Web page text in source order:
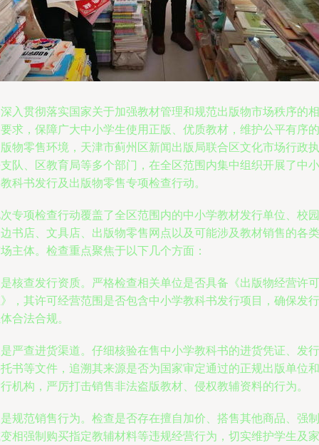
入贯彻落实国家关于加强教材管理和规范出版物市场秩序的相
求，保障广大中小学生使用正版、优质教材，维护公平有序的
物零售环境，天津市蓟州区新闻出版局联合区文化市场行政执
队、区教育局等多个部门，在全区范围内集中组织开展了中小
科书发行及出版物零售专项检查行动。
专项检查行动覆盖了全区范围内的中小学教材发行单位、校园
书店、文具店、出版物零售网点以及可能涉及教材销售的各类
主体。检查重点聚焦于以下几个方面：
核查发行资质。严格检查相关单位是否具备《出版物经营许可
，其许可经营范围是否包含中小学教科书发行项目，确保发行
合法合规。
严查进货渠道。仔细核验在售中小学教科书的进货凭证、发行
书等文件，追溯其来源是否为国家审定通过的正规出版单位和
机构，严厉打击销售非法盗版教材、侵权教辅资料的行为。
规范销售行为。检查是否存在擅自加价、搭售其他商品、强制
相强制购买指定教辅材料等违规经营行为，切实维护学生及家